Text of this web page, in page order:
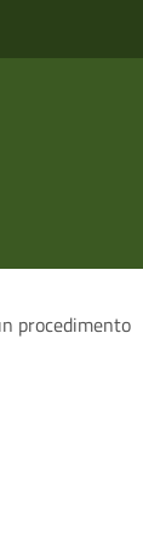
procedimento